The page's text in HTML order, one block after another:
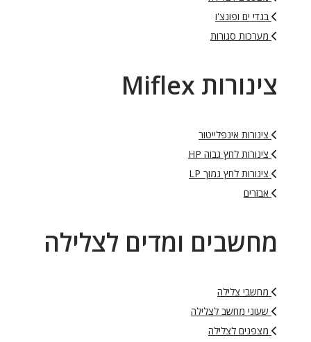
בגדי ים ופונצ'ו
מערכות סגורות
צינורות Miflex
צינורות אינפלייטור
צינורות לחץ גבוה HP
צינורות לחץ נמוך LP
אבזרים
מחשבים ומדים לצלילה
מחשבי צלילה
שעוני מחשב לצלילה
מצפנים לצלילה